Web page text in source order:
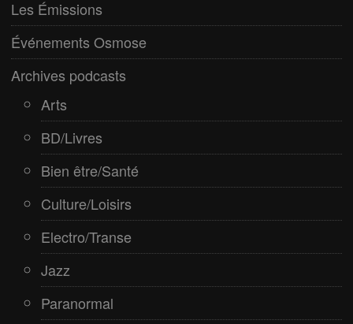
Pop/Rock
Rap
Spiritualité
Les Émissions
Événements Osmose
Archives podcasts
Arts
BD/Livres
Bien être/Santé
Culture/Loisirs
Electro/Transe
Jazz
Paranormal